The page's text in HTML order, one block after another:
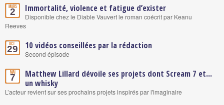
Mars
2 Immortalité, violence et fatigue d’exister
Disponible chez le Diable Vauvert le roman coécrit par Keanu
Reeves
Oct.
29 10 vidéos conseillées par la rédaction
Second épisode
Mai
7
Matthew Lillard dévoile ses projets dont Scream 7 et...
un whisky
L’acteur revient sur ses prochains projets inspirés par l'imaginaire